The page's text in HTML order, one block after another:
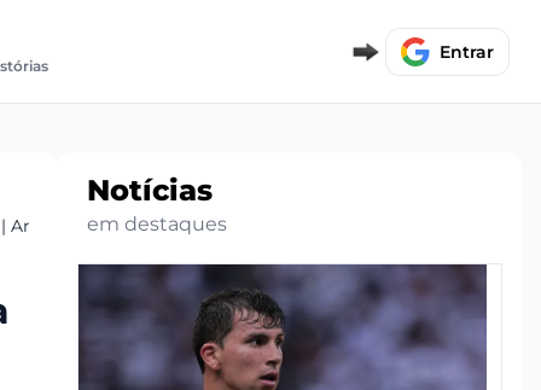
Entrar
Tática e Desfalques
Notícias
em destaques